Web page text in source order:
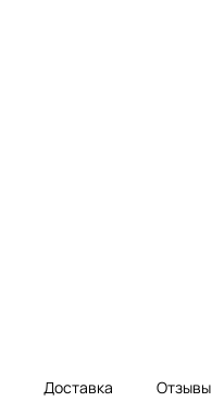
Доставка Отзывы